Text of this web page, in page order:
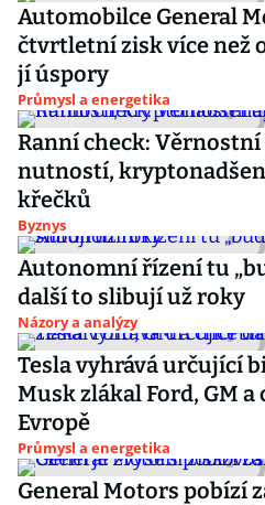
Automobilce General
čtvrtletní zisk více než
jí úspory
Průmysl a energetika
Ranní check:
nutností,
křečků
Byznys
Autonomní řízení tu
další to slibují už roky
Názory a analýzy
Tesla vyhrává určující
Musk zlákal Ford, GM
Evropě
Průmysl a energetika
General Motors pobízí